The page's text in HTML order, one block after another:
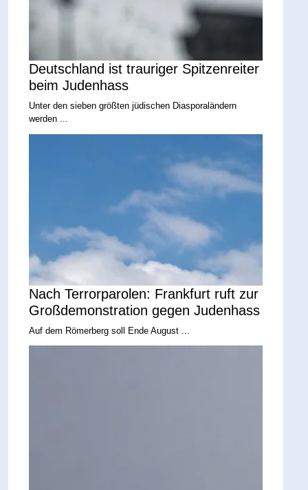
Deutschland ist trauriger Spitzenreiter
beim Judenhass
Unter den sieben größten jüdischen Diasporaländern
werden ...
Nach Terrorparolen: Frankfurt ruft zur
Großdemonstration gegen Judenhass
Auf dem Römerberg soll Ende August ...